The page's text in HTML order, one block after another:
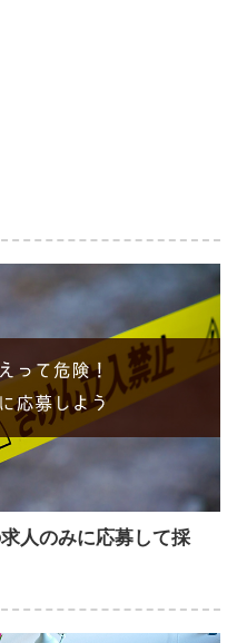
人のみに応募して採